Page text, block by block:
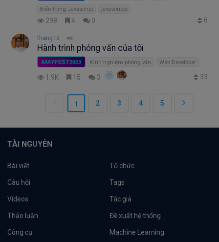
Biến trong Javascript javascripts
298 4 0 6
thang td
Hành trình phỏng vấn của tôi
MAYFEST2023 Kinh nghiệm phỏng vấn Web Developer
1.9K 15 3 33
1 2 3 4 5
TÀI NGUYÊN
Bài viết Tổ chức
Câu hỏi Tags
Videos Tác giả
Thảo luận Đề xuất hệ thống
Công cụ Machine Learning